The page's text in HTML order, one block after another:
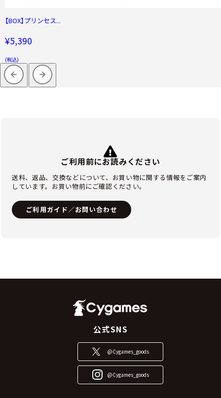
【BOX】プリンセス...
¥5,390
(税込)
ご利用前にお読みください
送料、返品、交換などについて、お買い物に関する情報をご案内
しています。お買い物前にご確認ください。
ご利用ガイド／お問い合わせ
公式SNS
@Cygames_goods
@Cygames_goods